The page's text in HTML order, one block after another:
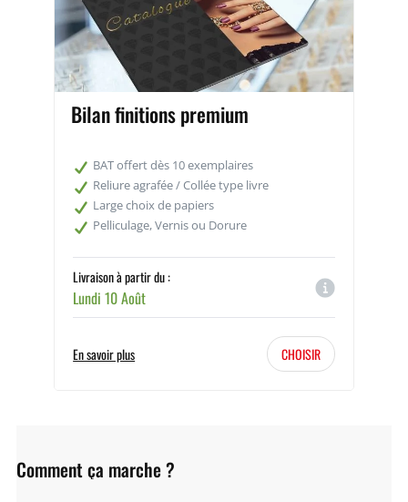
Bilan finitions premium
BAT offert dès 10 exemplaires
Reliure agrafée / Collée type livre
Large choix de papiers
Pelliculage, Vernis ou Dorure
Livraison à partir du :
Lundi 10 Août
En savoir plus CHOISIR
Comment ça marche ?